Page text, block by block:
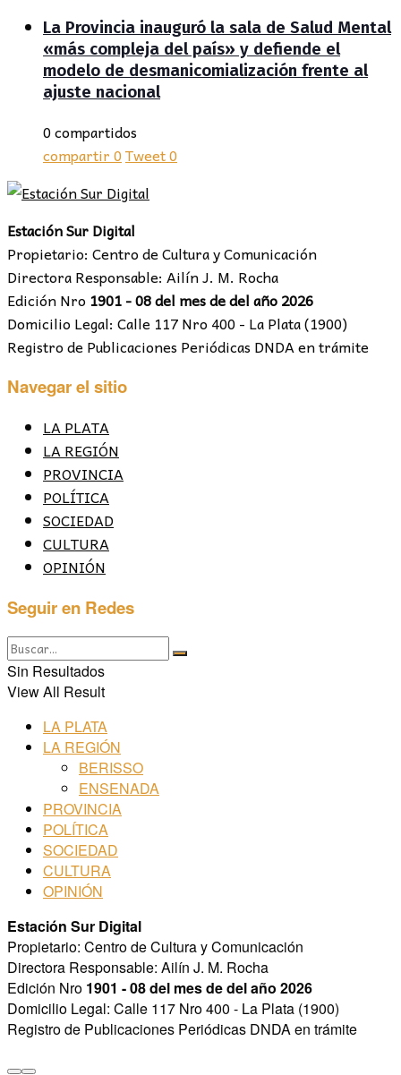
La Provincia inauguró la sala de Salud Mental
«más compleja del país» y defiende el
modelo de desmanicomialización frente al
ajuste nacional
0 compartidos
compartir0Tweet0
Estación Sur Digital
Propietario: Centro de Cultura y Comunicación
Directora Responsable: Ailín J. M. Rocha
Edición Nro 1901 - 08 del mes de del año 2026
Domicilio Legal: Calle 117 Nro 400 - La Plata (1900)
Registro de Publicaciones Periódicas DNDA en trámite
Navegar el sitio
LA PLATA
LA REGIÓN
PROVINCIA
POLÍTICA
SOCIEDAD
CULTURA
OPINIÓN
Seguir en Redes
Sin Resultados
View All Result
LA PLATA
LA REGIÓN
BERISSO
ENSENADA
PROVINCIA
POLÍTICA
SOCIEDAD
CULTURA
OPINIÓN
Estación Sur Digital
Propietario: Centro de Cultura y Comunicación
Directora Responsable: Ailín J. M. Rocha
Edición Nro 1901 - 08 del mes de del año 2026
Domicilio Legal: Calle 117 Nro 400 - La Plata (1900)
Registro de Publicaciones Periódicas DNDA en trámite